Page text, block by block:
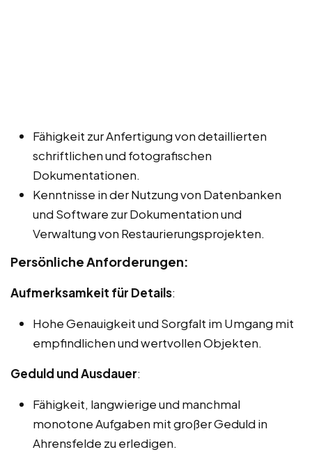
Fähigkeit zur Anfertigung von detaillierten
schriftlichen und fotografischen
Dokumentationen.
Kenntnisse in der Nutzung von Datenbanken
und Software zur Dokumentation und
Verwaltung von Restaurierungsprojekten.
Persönliche Anforderungen:
Aufmerksamkeit für Details:
Hohe Genauigkeit und Sorgfalt im Umgang mit
empfindlichen und wertvollen Objekten.
Geduld und Ausdauer:
Fähigkeit, langwierige und manchmal
monotone Aufgaben mit großer Geduld in
Ahrensfelde zu erledigen.